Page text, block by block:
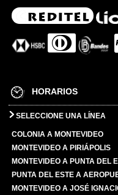
HORARIOS
SELECCIONE UNA LÍNEA
COLONIA A MONTEVIDEO
MONTEVIDEO A PIRIÁPOLIS
MONTEVIDEO A PUNTA DEL
PUNTA DEL ESTE A
MONTEVIDEO A JOSÉ